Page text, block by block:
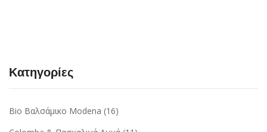
Κατηγορίες
Bio Βαλσάμικο Modena (16)